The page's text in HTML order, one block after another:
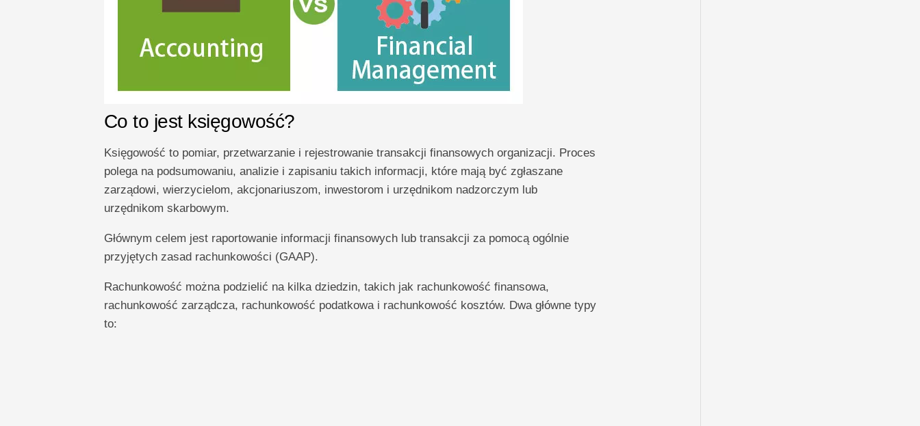
Co to jest księgowość?
Księgowość to pomiar, przetwarzanie i rejestrowanie transakcji finansowych organizacji. Proces
polega na podsumowaniu, analizie i zapisaniu takich informacji, które mają być zgłaszane
zarządowi, wierzycielom, akcjonariuszom, inwestorom i urzędnikom nadzorczym lub
urzędnikom skarbowym.
Głównym celem jest raportowanie informacji finansowych lub transakcji za pomocą ogólnie
przyjętych zasad rachunkowości (GAAP).
Rachunkowość można podzielić na kilka dziedzin, takich jak rachunkowość finansowa,
rachunkowość zarządcza, rachunkowość podatkowa i rachunkowość kosztów. Dwa główne typy
to: